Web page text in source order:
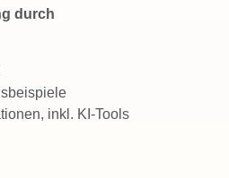
durch
inkl. KI-Tools